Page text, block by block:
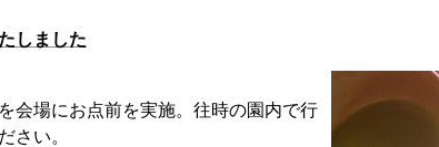
しました
会場にお点前を実施。往時の園内で行
さい。